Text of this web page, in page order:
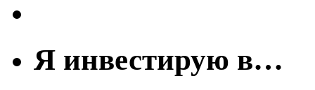
Я инвестирую в…